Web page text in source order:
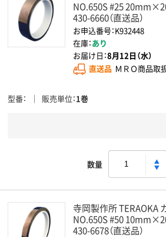
NO.650S #25
430-6660（直送品）
お申込番号：K932448
在庫：あり
お届け日：8月12日（水）
直送品 ＭＲＯ商品取
型番 販売単位 1巻
数量
寺岡製作所 TERAOKA
NO.650S #50
430-6678（直送品）